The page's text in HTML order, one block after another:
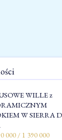
WILLE z
W SIERRA
000 / 1 390 000